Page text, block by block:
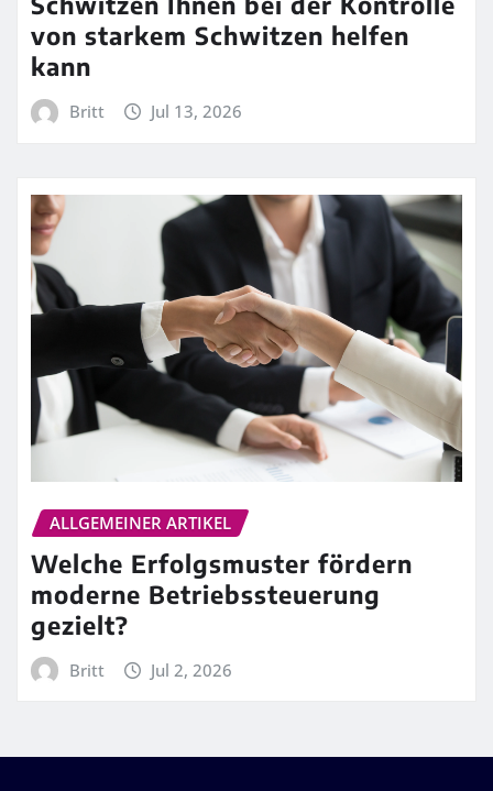
von starkem Schwitzen helfen
kann
Britt Jul 13, 2026
ALLGEMEINER ARTIKEL
Welche Erfolgsmuster fördern
moderne Betriebssteuerung
gezielt?
Britt Jul 2, 2026